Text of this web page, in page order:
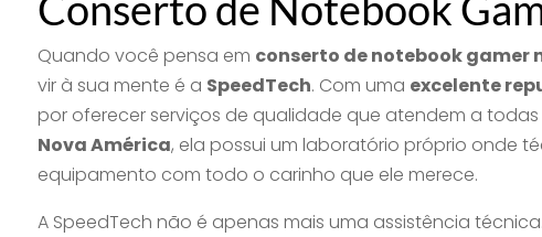
Quando você pensa em conserto de notebook gamer
vir à sua mente é a SpeedTech. Com uma excelente
por oferecer serviços de qualidade que atendem a
Nova América, ela possui um laboratório próprio onde
equipamento com todo o carinho que ele merece.
A SpeedTech não é apenas mais uma assistência